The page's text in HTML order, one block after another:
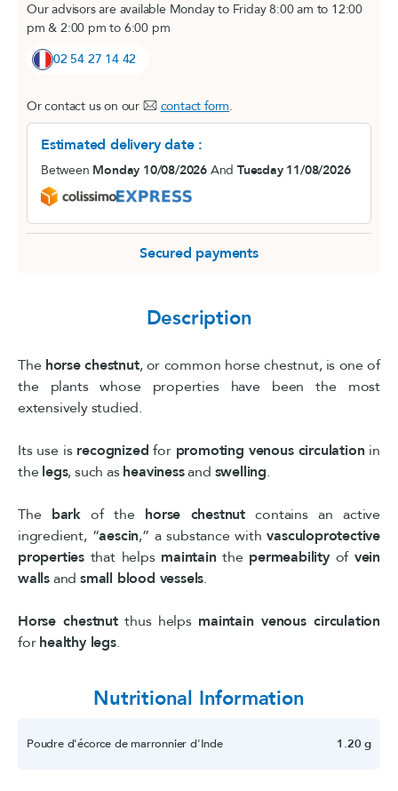
Our advisors are available Monday to Friday 8:00 am to 12:00
pm & 2:00 pm to 6:00 pm
02 54 27 14 42
Or contact us on our contact form.
Estimated delivery date :
Between Monday 10/08/2026 AndTuesday 11/08/2026
Secured payments
Description
The horsechestnut, or common horse chestnut, is one of
the plants whose properties have been the most
extensively studied.
Its use is recognized for promoting venous circulation in
thelegs, such asheavinessand swelling.
The bark of the horse chestnut contains an active
ingredient, “aescin,” a substance withvasculoprotective
properties that helps maintain the permeabilityof vein
wallsand small blood vessels.
Horse chestnutthus helps maintain venous circulation
forhealthy legs.
Nutritional Information
Poudre d'écorce de marronnier d'Inde 1.20 g